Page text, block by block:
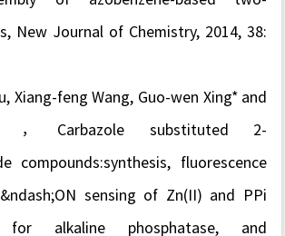
New Journal of Chemistry, 2014, 38:
Xiang-feng Wang, Guo-wen Xing* and
，Carbazole substituted 2-
compounds:synthesis, fluorescence
sensing of Zn(II) and PPi
alkaline phosphatase, and